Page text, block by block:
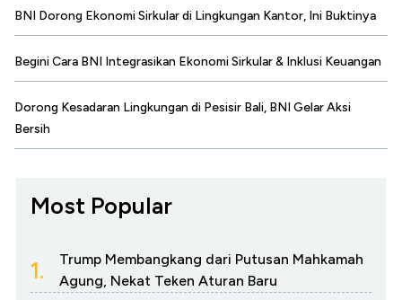
BNI Dorong Ekonomi Sirkular di Lingkungan Kantor, Ini Buktinya
Begini Cara BNI Integrasikan Ekonomi Sirkular & Inklusi Keuangan
Dorong Kesadaran Lingkungan di Pesisir Bali, BNI Gelar Aksi
Bersih
Most Popular
1.
Trump Membangkang dari Putusan Mahkamah
Agung, Nekat Teken Aturan Baru